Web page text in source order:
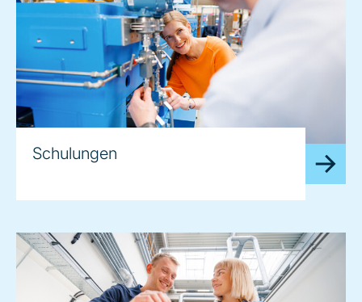
Schulungen